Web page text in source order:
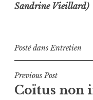
Sandrine Vieillard)
Posté dansEntretien
Navigation
de
Previous Post
Coïtus non